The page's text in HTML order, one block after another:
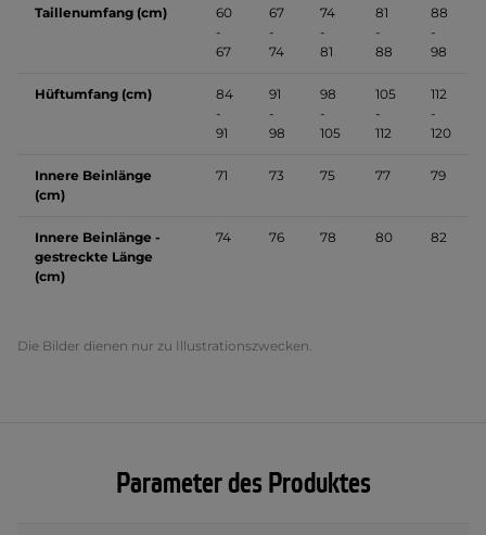
Taillenumfang (cm)
60
-
67
67
-
74
74
-
81
81
-
88
88
-
98
Hüftumfang (cm)
84
-
91
91
-
98
98
-
105
105
-
112
112
-
120
Innere Beinlänge
(cm)
71 73 75 77 79
Innere Beinlänge -
gestreckte Länge
(cm)
74 76 78 80 82
Die Bilder dienen nur zu Illustrationszwecken.
Parameter des Produktes